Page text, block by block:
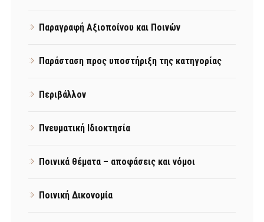
Παραγραφή Αξιοποίνου και Ποινών
Παράσταση προς υποστήριξη της κατηγορίας
Περιβάλλον
Πνευματική Ιδιοκτησία
Ποινικά θέματα – αποφάσεις και νόμοι
Ποινική Δικονομία